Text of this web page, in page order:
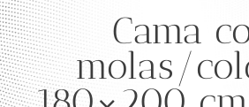
Cama
molas/